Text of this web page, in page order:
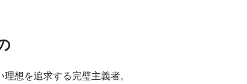
想を追求する完璧主義者。